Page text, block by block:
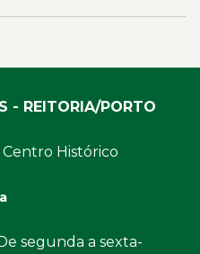
- REITORIA/PORTO
Histórico
segunda a sexta-